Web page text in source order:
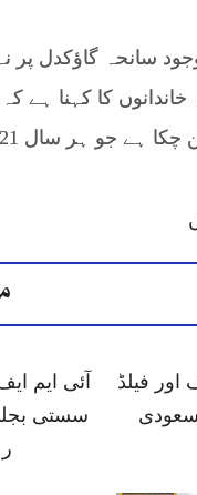
سانحہ گاؤکدل
خاندانوں کا کہنا
جنوری کو دوبارہ زندہ ہو جاتا ہے۔
فیلڈ
آئی ایم
سستی